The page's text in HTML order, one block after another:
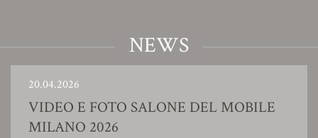
NEWS
20.04.2026
VIDEO E FOTO SALONE DEL MOBILE
MILANO 2026